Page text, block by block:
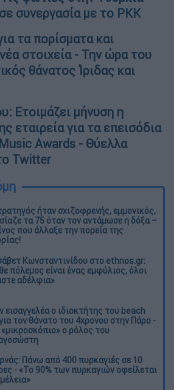
συνεργασία με το ΡΚΚ
τα πορίσματα και
στοιχεία - Την ώρα του
θάνατος Ίριδας και
Ετοιμάζει μήνυση η
εταιρεία για τα επεισόδια
Awards - Θύελλα
Twitter
ήταν σχιζοφρενής, εμμονικός,
τα 75 όταν τον αντάμωσε η δόξα –
που άλλαξε την πορεία της
Κωνσταντινίδου στο ethnos.gr:
πόλεμος είναι ένας εμφύλιος, όλοι
αδέλφια»
εισαγγελέα ο ιδιοκτήτης του beach
τον θάνατο του 4χρονου στην Πάρο -
ο ρόλος του
Πάνω από 400 πυρκαγιές σε 10
- «Το 90% των πυρκαγιών οφείλεται